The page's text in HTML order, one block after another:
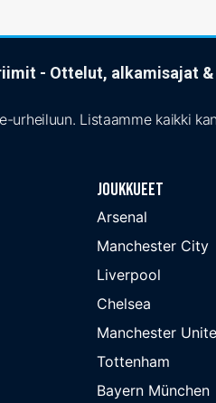
- Ottelut, alkamisajat
Listaamme kaikki
Joukkueet
Arsenal
Manchester City
Liverpool
Chelsea
Manchester
Tottenham
Bayern München